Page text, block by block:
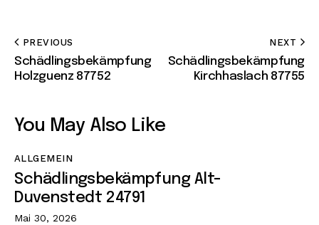
PREVIOUS
Schädlingsbekämpfung
Holzguenz 87752
NEXT
Schädlingsbekämpfung
Kirchhaslach 87755
You May Also Like
ALLGEMEIN
Schädlingsbekämpfung Alt-
Duvenstedt 24791
Mai 30, 2026